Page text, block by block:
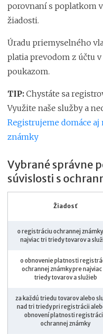
porovnaní s poplatkom
žiadosti.
Úradu priemyselného
platia prevodom z účtu
poukazom.
TIP: Chystáte sa
Využite naše služby a
Registrujeme domáce
známky
Vybrané správne
súvislosti s
Žiadosť
o registráciu ochrannej
najviac tri triedy tovarov a
o obnovenie platnosti
ochrannej známky pre
triedy tovarov a služieb
za každú triedu tovarov alebo
nad tri triedy pri registrácii
obnovení platnosti
ochrannej známky